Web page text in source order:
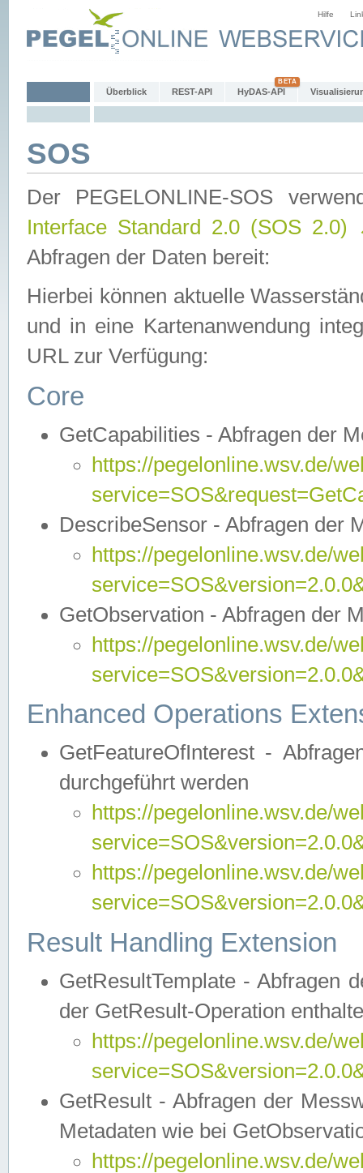
Hilfe
Überblick REST-API HyDAS-API
SOS
Der PEGELONLINE-SOS
Interface Standard 2.0 (SOS 2.0)
Abfragen der Daten bereit:
Hierbei können aktuelle
und in eine Kartenanwendung
URL zur Verfügung:
Core
GetCapabilities - Abfragen der
https://pegelonline.wsv.de/
DescribeSensor - Abfragen der
https://pegelonline.wsv.de/
GetObservation - Abfragen der
https://pegelonline.wsv.de/
Enhanced Operations
GetFeatureOfInterest -
durchgeführt werden
https://pegelonline.wsv.de/
https://pegelonline.wsv.de/
Result Handling Extension
GetResultTemplate - Abfragen
der GetResult-Operation
https://pegelonline.wsv.de/
GetResult - Abfragen der
Metadaten wie bei
https://pegelonline.wsv.de/